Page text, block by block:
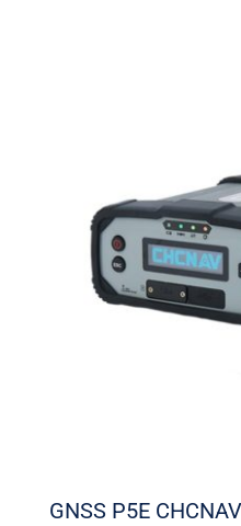
GNSS P5E CHCNAV